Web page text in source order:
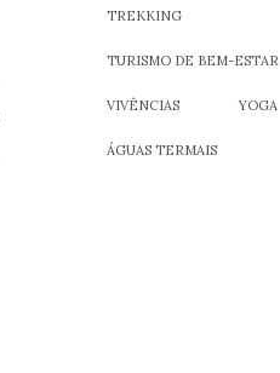
TREKKING
TURISMO DE BEM-ESTAR
VIVÊNCIAS YOGA
ÁGUAS TERMAIS